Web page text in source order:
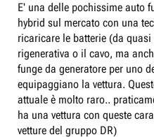
E' una delle pochissime auto
hybrid sul mercato con una
ricaricare le batterie (da
rigenerativa o il cavo, ma
funge da generatore per uno
equipaggiano la vettura.
attuale è molto raro..
ha una vettura con queste
vetture del gruppo DR)